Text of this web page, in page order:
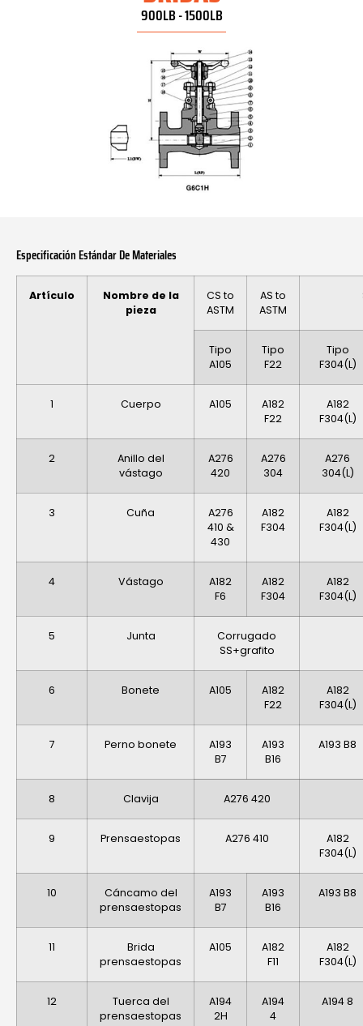
900LB - 1500LB
Especificación Estándar De Materiales
Artículo
Nombre de la
pieza
CS to
ASTM
AS to
ASTM
Tipo
A105
Tipo
F22
Tipo
F304(L)
1 Cuerpo A105
A182
F22
A182
F304(L)
2
Anillo del
vástago
A276
420
A276
304
A276
304(L)
3 Cuña
A276
410 &
430
A182
F304
A182
F304(L)
4 Vástago
A182
F6
A182
F304
A182
F304(L)
5 Junta
Corrugado
SS+grafito
6 Bonete A105
A182
F22
A182
F304(L)
7 Perno bonete
A193
B7
A193
B16
A193 B8
8 Clavija A276 420
9 Prensaestopas A276 410
A182
F304(L)
10
Cáncamo del
prensaestopas
A193
B7
A193
B16
A193 B8
11
Brida
prensaestopas
A105
A182
F11
A182
F304(L)
12
Tuerca del
prensaestopas
A194
2H
A194
4
A194 8